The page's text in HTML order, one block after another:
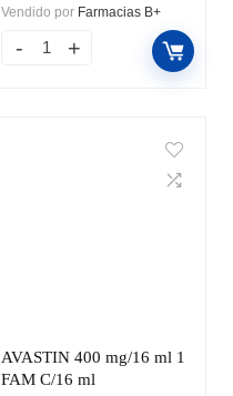
era:
$39,494.95.
es:
$36,449.00.
Vendido por Farmacias B+
AVASTIN 400 mg/16 ml 1
FAM C/16 ml